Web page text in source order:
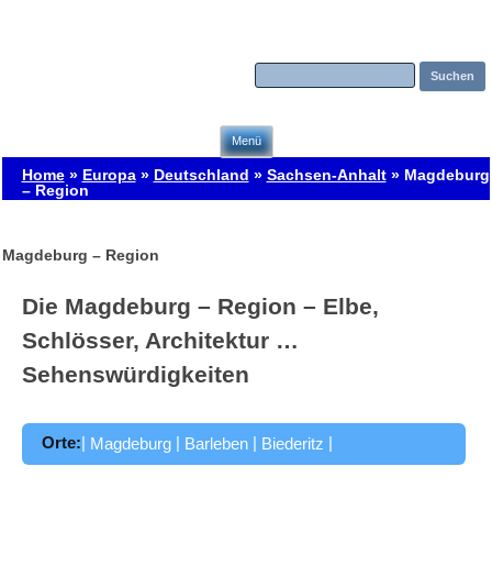
Menü
Home» Europa» Deutschland » Sachsen-Anhalt» Magdeburg
– Region
Magdeburg – Region
Die Magdeburg – Region – Elbe,
Schlösser, Architektur …
Sehenswürdigkeiten
Orte: Magdeburg Barleben Biederitz